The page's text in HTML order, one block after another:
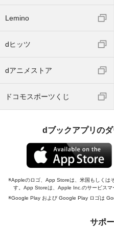
Lemino
dヒッツ
dアニメストア
ドコモスポーツくじ
dブックアプリの
Appleのロゴ、App Storeは、米国もしくは
す。App Storeは、Apple Inc.のサービスマ
Google Play および Google Play ロゴは
サポ